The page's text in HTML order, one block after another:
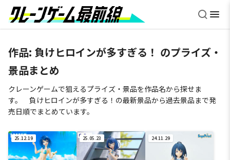
作品: 負けヒロインが多すぎる！ のプライズ・
景品まとめ
クレーンゲームで狙えるプライズ・景品を作品名から探せま
す。 負けヒロインが多すぎる！の最新景品から過去景品まで発
売日順でまとめています。
25.12.19 25.05.23 24.11.29